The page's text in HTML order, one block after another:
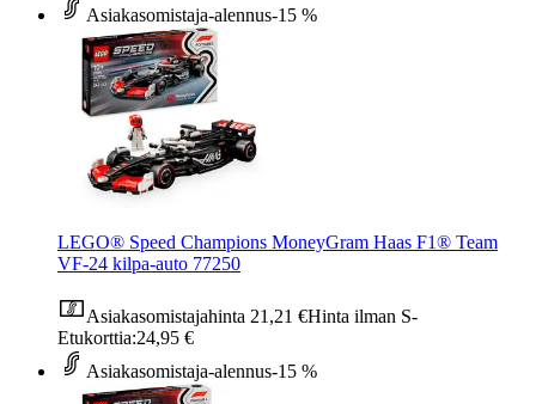
Asiakasomistaja-alennus-15 %
LEGO® Speed Champions MoneyGram Haas F1® Team
VF-24 kilpa-auto 77250
Asiakasomistajahinta 21,21 €Hinta ilman S-
Etukorttia:24,95 €
Asiakasomistaja-alennus-15 %